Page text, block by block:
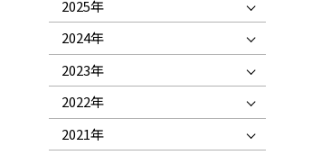
2025年
2024年
2023年
2022年
2021年